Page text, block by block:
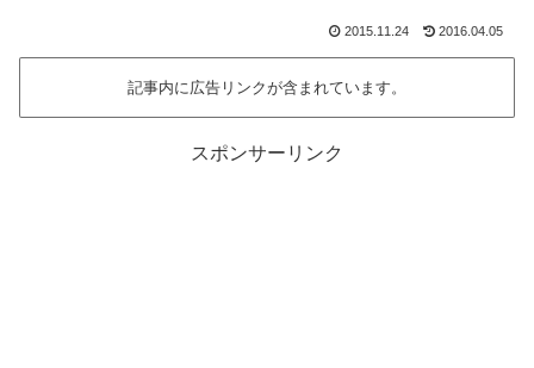
2015.11.24 2016.04.05
記事内に広告リンクが含まれています。
スポンサーリンク